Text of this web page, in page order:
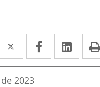
Twitter
Enlace
a
una
Facebook
Enlace
a
a
2023